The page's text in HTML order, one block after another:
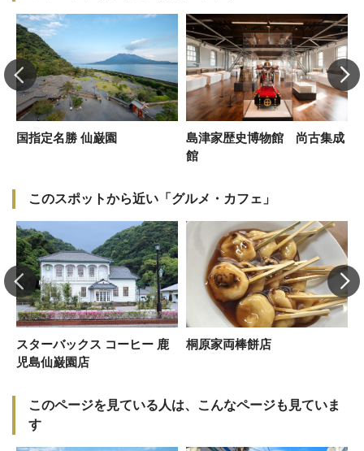
国指定名勝 仙巌園
島津家歴史博物館 尚古集成
館
このスポットから近い「グルメ・カフェ」
スターバックス コーヒー 鹿
児島仙巌園店
桐原家両棒餅店
このページを見ている人は、こんなページも見ていま
す